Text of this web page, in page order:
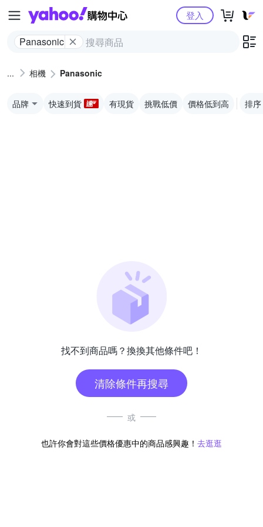
Yahoo購物中心
Panasonic
登入
相機 Panasonic
品牌 快速到貨 有現貨 挑戰低價 價格低到高 排序
找不到商品嗎？換換其他條件吧！
清除條件再搜尋
或
也許你會對這些價格優惠中的商品感興趣！ 去逛逛